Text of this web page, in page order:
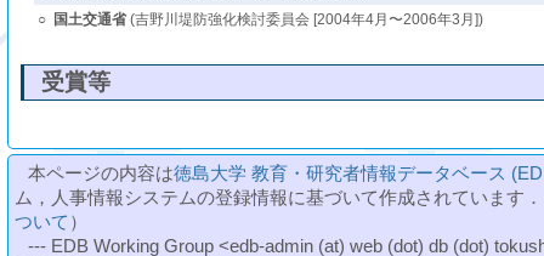
○
国土交通省(吉野川堤防強化検討委員会 [2004年4月〜2006年3月])
受賞等
本ページの内容は徳島大学 教育・研究者情報データベース
ム，人事情報システムの登録情報に基づいて作成されています
ついて ）
--- EDB Working Group <edb-admin (at) web (dot) db (dot)